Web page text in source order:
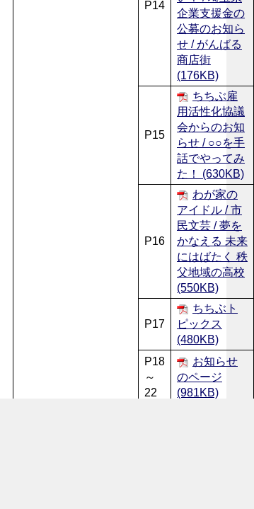
P14
企業支援金の
公募のお知ら
せ / がんばる
商店街
(176KB)
P15
ちちぶ雇
用活性化協議
会からのお知
らせ / ○○を手
話でやってみ
た！ (630KB)
P16
わが家の
アイドル / 市
民文芸 / 夢を
かなえる 未来
にはばたく 秩
父地域の高校
(550KB)
P17
ちちぶト
ピックス
(480KB)
P18
～
22
お知らせ
のページ
(981KB)